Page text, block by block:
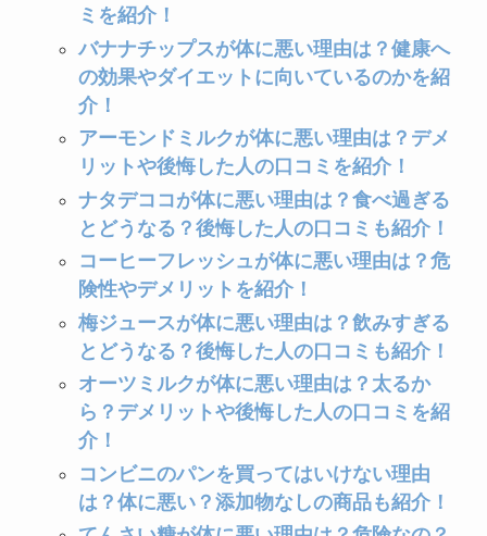
ミを紹介！
バナナチップスが体に悪い理由は？健康へ
の効果やダイエットに向いているのかを紹
介！
アーモンドミルクが体に悪い理由は？デメ
リットや後悔した人の口コミを紹介！
ナタデココが体に悪い理由は？食べ過ぎる
とどうなる？後悔した人の口コミも紹介！
コーヒーフレッシュが体に悪い理由は？危
険性やデメリットを紹介！
梅ジュースが体に悪い理由は？飲みすぎる
とどうなる？後悔した人の口コミも紹介！
オーツミルクが体に悪い理由は？太るか
ら？デメリットや後悔した人の口コミを紹
介！
コンビニのパンを買ってはいけない理由
は？体に悪い？添加物なしの商品も紹介！